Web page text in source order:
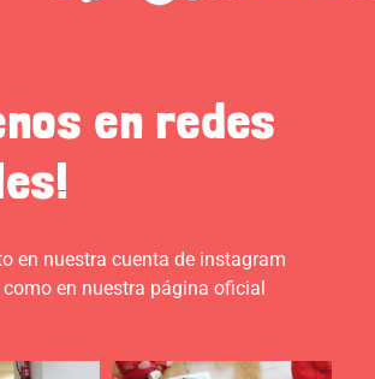
en redes
en nuestra cuenta de instagram
en nuestra página oficial